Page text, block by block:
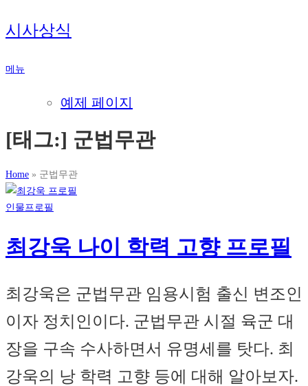
내
용
로
시사상식
메뉴
예제 페이지
[태그:] 군법무관
Home » 군법무관
인물프로필
최강욱 나이 학력 고향 프로필
최강욱은 군법무관 임용시험 출신 변조인
이자 정치인이다. 군법무관 시절 육군 대
장을 구속 수사하면서 유명세를 탓다. 최
강욱의 낭 학력 고향 등에 대해 알아보자.